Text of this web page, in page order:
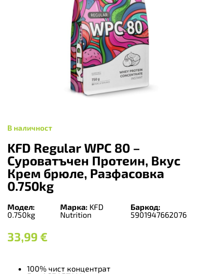
В наличност
KFD Regular WPC 80 –
Суроватъчен Протеин, Вкус
Крем брюле, Разфасовка
0.750kg
Модел:
0.750kg
Марка:KFD
Nutrition
Баркод:
5901947662076
33,99 €
100% чист концентрат